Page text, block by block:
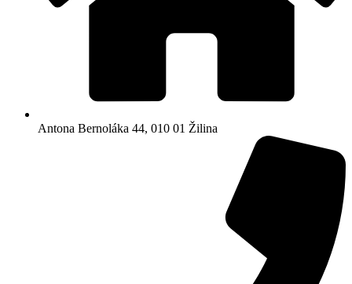
Antona Bernoláka 44, 010 01 Žilina